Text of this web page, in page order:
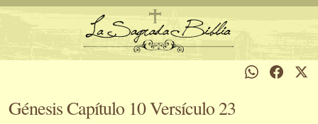
Génesis Capítulo 10 Versículo 23